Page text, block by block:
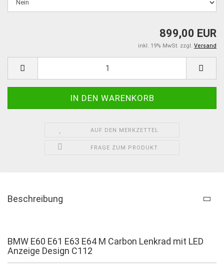
899,00 EUR
inkl. 19% MwSt. zzgl. Versand
AUF DEN MERKZETTEL
FRAGE ZUM PRODUKT
Beschreibung
BMW E60 E61 E63 E64 M Carbon Lenkrad mit LED
Anzeige Design C112